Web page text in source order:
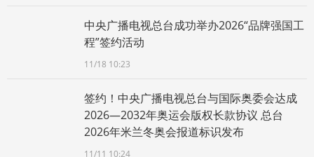
中央广播电视总台成功举办2026“品牌强国工
程”签约活动
11/18 10:23
签约！中央广播电视总台与国际奥委会达成
2026—2032年奥运会版权长款协议 总台
2026年米兰冬奥会报道标识发布
11/11 10:24